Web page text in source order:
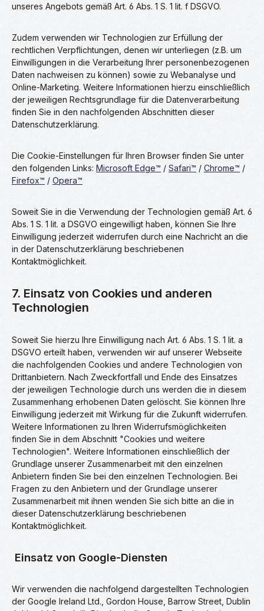
unseres Angebots gemäß Art. 6 Abs. 1 S. 1 lit. f DSGVO.
Zudem verwenden wir Technologien zur Erfüllung der
rechtlichen Verpflichtungen, denen wir unterliegen (z.B. um
Einwilligungen in die Verarbeitung Ihrer personenbezogenen
Daten nachweisen zu können) sowie zu Webanalyse und
Online-Marketing. Weitere Informationen hierzu einschließlich
der jeweiligen Rechtsgrundlage für die Datenverarbeitung
finden Sie in den nachfolgenden Abschnitten dieser
Datenschutzerklärung.
Die Cookie-Einstellungen für Ihren Browser finden Sie unter
den folgenden Links: Microsoft Edge™ / Safari™ / Chrome™ /
Firefox™ / Opera™
Soweit Sie in die Verwendung der Technologien gemäß Art. 6
Abs. 1 S. 1 lit. a DSGVO eingewilligt haben, können Sie Ihre
Einwilligung jederzeit widerrufen durch eine Nachricht an die
in der Datenschutzerklärung beschriebenen
Kontaktmöglichkeit.
7. Einsatz von Cookies und anderen
Technologien
Soweit Sie hierzu Ihre Einwilligung nach Art. 6 Abs. 1 S. 1 lit. a
DSGVO erteilt haben, verwenden wir auf unserer Webseite
die nachfolgenden Cookies und andere Technologien von
Drittanbietern. Nach Zweckfortfall und Ende des Einsatzes
der jeweiligen Technologie durch uns werden die in diesem
Zusammenhang erhobenen Daten gelöscht. Sie können Ihre
Einwilligung jederzeit mit Wirkung für die Zukunft widerrufen.
Weitere Informationen zu Ihren Widerrufsmöglichkeiten
finden Sie in dem Abschnitt "Cookies und weitere
Technologien". Weitere Informationen einschließlich der
Grundlage unserer Zusammenarbeit mit den einzelnen
Anbietern finden Sie bei den einzelnen Technologien. Bei
Fragen zu den Anbietern und der Grundlage unserer
Zusammenarbeit mit ihnen wenden Sie sich bitte an die in
dieser Datenschutzerklärung beschriebenen
Kontaktmöglichkeit.
Einsatz von Google-Diensten
Wir verwenden die nachfolgend dargestellten Technologien
der Google Ireland Ltd., Gordon House, Barrow Street, Dublin